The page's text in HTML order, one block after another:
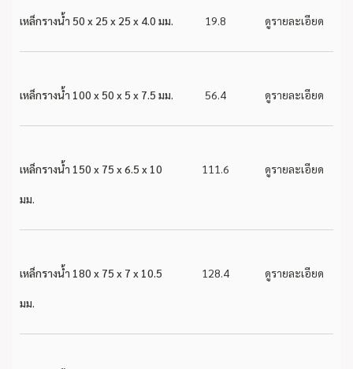
เหล็กรางน้ำ 50 x 25 x 25 x 4.0 มม. 19.8 ดูรายละเอียด
เหล็กรางน้ำ 100 x 50 x 5 x 7.5 มม. 56.4 ดูรายละเอียด
เหล็กรางน้ำ 150 x 75 x 6.5 x 10
มม.
111.6 ดูรายละเอียด
เหล็กรางน้ำ 180 x 75 x 7 x 10.5
มม.
128.4 ดูรายละเอียด